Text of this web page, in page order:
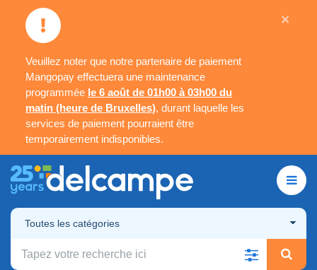
Veuillez noter que notre partenaire de paiement
Mangopay effectuera une maintenance
programmée le 6 août de 01h00 à 03h00 du
matin (heure de Bruxelles), durant laquelle les
services de paiement pourraient être
temporairement indisponibles.
×
Toutes les catégories